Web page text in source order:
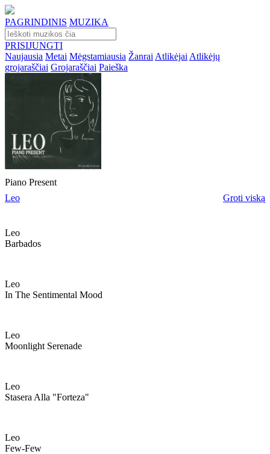
PAGRINDINIS MUZIKA
PRISIJUNGTI
Naujausia Metai Mėgstamiausia Žanrai Atlikėjai Atlikėjų
grojaraščiai Grojaraščiai Paieška
Piano Present
Leo
Groti viską
Leo
Barbados
Leo
In The Sentimental Mood
Leo
Moonlight Serenade
Leo
Stasera Alla "forteza"
Leo
Few-Few